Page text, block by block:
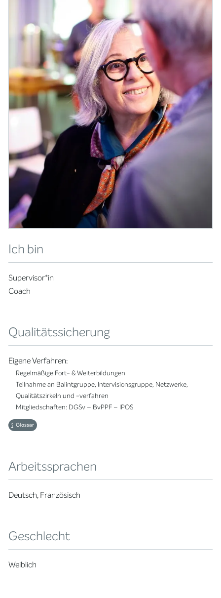
Ich bin
Supervisor*in
Coach
Qualitätssicherung
Eigene Verfahren:
Regelmäßige Fort- & Weiterbildungen
Teilnahme an Balintgruppe, Intervisionsgruppe, Netzwerke,
Qualitätszirkeln und -verfahren
Mitgliedschaften: DGSv – BvPPF – IPOS
Glossar
Arbeitssprachen
Deutsch, Französisch
Geschlecht
Weiblich